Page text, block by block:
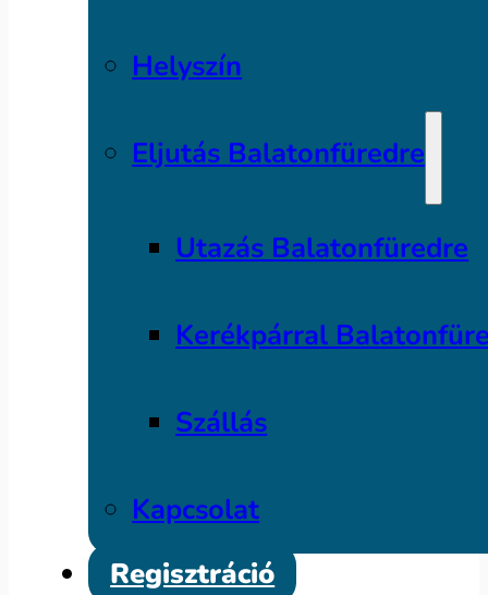
Helyszín
Eljutás Balatonfüredre
Utazás Balatonfüredre
Kerékpárral
Szállás
Kapcsolat
Regisztráció